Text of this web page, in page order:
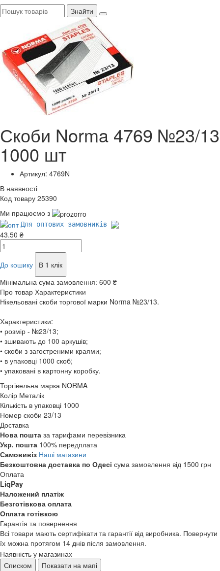
Знайти
Скоби Norma 4769 №23/13
1000 шт
Артикул: 4769N
В наявності
Код товару 25390
Ми працюємо з
Для оптових замовників
43.50 ₴
До кошику
В 1 клік
Мінімальна сума замовлення: 600 ₴
Про товар Характеристики
Нікельовані скоби торгової марки Norma №23/13.
Характеристики:
• розмір - №23/13;
• зшивають до 100 аркушів;
• cкоби з загостреними краями;
• в упаковці 1000 скоб;
• упаковані в картонну коробку.
Торгівельна марка NORMA
Колір Металік
Кількість в упаковці 1000
Номер скоби 23/13
Доставка
Нова пошта за тарифами перевізника
Укр. пошта 100% передплата
Самовивіз Наші магазини
Безкоштовна доставка по Одесі сума замовлення від 1500 грн
Оплата
LiqPay
Наложений платіж
Безготівкова оплата
Оплата готівкою
Гарантія та повернення
Всі товари мають сертифікати та гарантії від виробника. Повернути
їх можна протягом 14 днів після замовлення.
Наявність у магазинах
Списком
Показати на мапі